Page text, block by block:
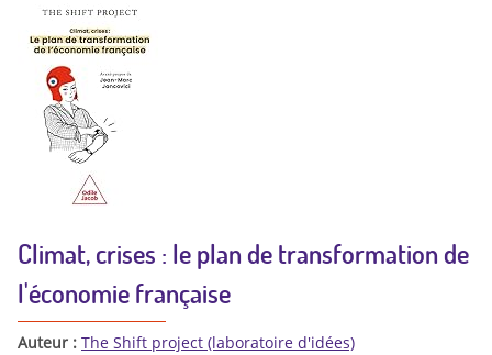
Climat, crises : le plan de transformation de
l'économie française
Auteur : The Shift project (laboratoire d'idées)